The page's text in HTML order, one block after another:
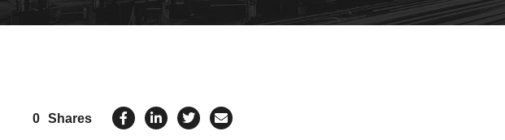
0 Shares